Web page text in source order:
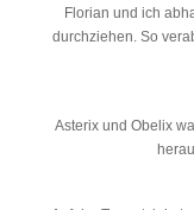
Florian und ich
durchziehen. So
Asterix und Obelix